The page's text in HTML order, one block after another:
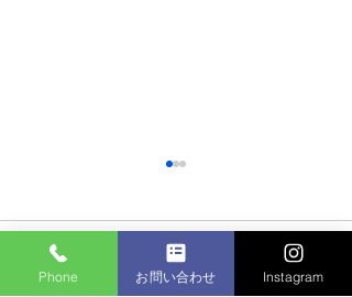
コメント
Phone お問い合わせ Instagram